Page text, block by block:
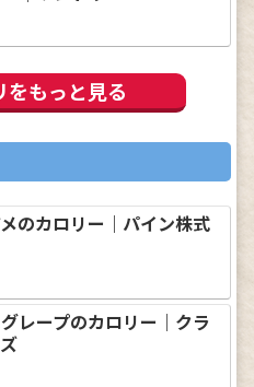
をもっと見る
のカロリー｜パイン株式
レープのカロリー｜クラ